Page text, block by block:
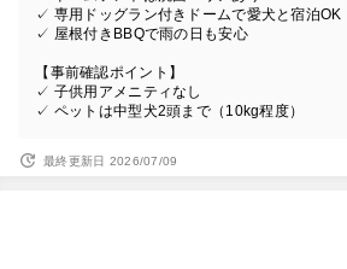
✓ 専用ドッグラン付きドームで愛犬と宿泊OK
✓ 屋根付きBBQで雨の日も安心
【事前確認ポイント】
✓ 子供用アメニティなし
✓ ペットは中型犬2頭まで（10kg程度）
最終更新日 2026/07/09